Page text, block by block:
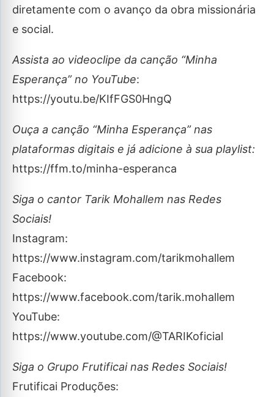
diretamente com o avanço da obra missionária
e social.
Assista ao videoclipe da canção “Minha
Esperança” no YouTube:
https://youtu.be/KIfFGS0HngQ
Ouça a canção “Minha Esperança” nas
plataformas digitais e já adicione à sua playlist:
https://ffm.to/minha-esperanca
Siga o cantor Tarik Mohallem nas Redes
Sociais!
Instagram:
https://www.instagram.com/tarikmohallem
Facebook:
https://www.facebook.com/tarik.mohallem
YouTube:
https://www.youtube.com/@TARIKoficial
Siga o Grupo Frutificai nas Redes Sociais!
Frutificai Produções: